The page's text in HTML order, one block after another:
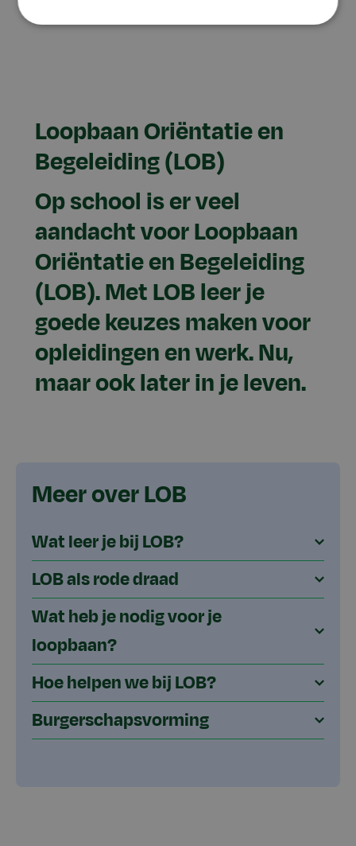
Loopbaan Oriëntatie en
Begeleiding (LOB)
Op school is er veel
aandacht voor Loopbaan
Oriëntatie en Begeleiding
(LOB). Met LOB leer je
goede keuzes maken voor
opleidingen en werk. Nu,
maar ook later in je leven.
Meer over LOB
Wat leer je bij LOB?
LOB als rode draad
Wat heb je nodig voor je
loopbaan?
Hoe helpen we bij LOB?
Burgerschapsvorming